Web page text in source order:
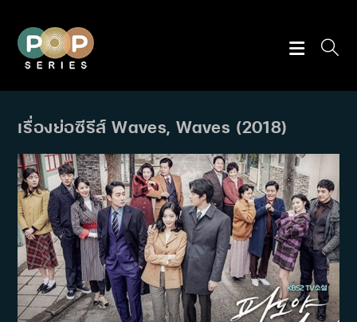
content
เรื่องย่อซีรีส์ Waves, Waves (2018)